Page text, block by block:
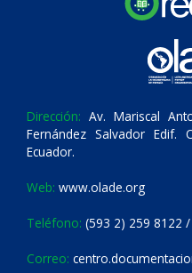
Dirección: Av. Mariscal
Fernández Salvador
Ecuador.
Web: www.olade.org
Teléfono: (593 2) 259 8122
Correo: